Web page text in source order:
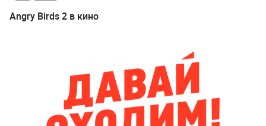
Angry Birds 2 в кино